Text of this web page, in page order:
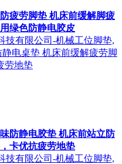
疲劳脚垫 机床前缓解脚疲
绿色防静电胶皮
技有限公司-机械工位脚垫,
电桌垫 机床前缓解疲劳脚
劳地垫
防静电胶垫 机床前站立防
卡优抗疲劳地垫
技有限公司-机械工位脚垫,